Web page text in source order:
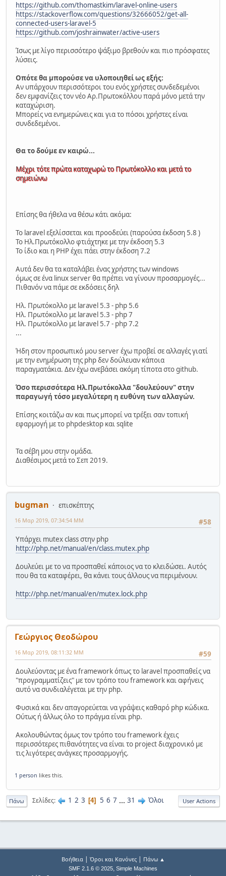
https://github.com/thomastkim/laravel-online-users
https://stackoverflow.com/questions/32666052/get-all-
connected-users-laravel-5
https://github.com/joshrainwater/active-users
Ίσως με λίγο περισσότερο ψάξιμο βρεθούν και πιο πρόσφατες
λύσεις.
Οπότε θα μπορούσε να υλοποιηθεί ως εξής:
Αν υπάρχουν περισσότεροι του ενός χρήστες συνδεδεμένοι
δεν εμφανίζεις τον νέο Αρ.Πρωτοκόλλου παρά μόνο μετά την
καταχώριση.
Μπορείς να ενημερώνεις και για το πόσοι χρήστες είναι
συνδεδεμένοι.
Θα το δούμε εν καιρώ...
Μέχρι τότε πρώτα καταχωρώ το Πρωτόκολλο και μετά το
σημειώνω
Επίσης θα ήθελα να θέσω κάτι ακόμα:
Το laravel εξελίσσεται και προοδεύει (παρούσα έκδοση 5.8 )
Το Ηλ.Πρωτόκολλο φτιάχτηκε με την έκδοση 5.3
Το ίδιο και η PHP έχει πάει στην έκδοση 7.2
Αυτά δεν θα τα καταλάβει ένας χρήστης των windows
όμως σε ένα linux server θα πρέπει να γίνουν προσαρμογές...
Πιθανόν να πάμε σε εκδόσεις δηλ
Ηλ. Πρωτόκολλο με laravel 5.3 - php 5.6
Ηλ. Πρωτόκολλο με laravel 5.3 - php 7
Ηλ. Πρωτόκολλο με laravel 5.7 - php 7.2
...
Ήδη στον προσωπικό μου server έχω προβεί σε αλλαγές γιατί
με την ενημέρωση της php δεν δούλευαν κάποια
παραγματάκια. Δεν έχω ανεβάσει ακόμη τίποτα στο github.
Όσο περισσότερα Ηλ.Πρωτόκολλα "δουλεύουν" στην
παραγωγή τόσο μεγαλύτερη η ευθύνη των αλλαγών.
Επίσης κοιτάζω αν και πως μπορεί να τρέξει σαν τοπική
εφαρμογή με το phpdesktop και sqlite
Τα σέβη μου στην ομάδα.
Διαθέσιμος μετά το Σεπ 2019.
bugman
επισκέπτης
#58
16 Μαρ 2019, 07:34:54 ΜΜ
Υπάρχει mutex class στην php
http://php.net/manual/en/class.mutex.php
Δουλεύει με το να προσπαθεί κάποιος να το κλειδώσει. Αυτός
που θα τα καταφέρει, θα κάνει τους άλλους να περιμένουν.
http://php.net/manual/en/mutex.lock.php
Γεώργιος Θεοδώρου
#59
16 Μαρ 2019, 08:11:32 ΜΜ
Δουλεύοντας με ένα framework όπως το laravel προσπαθείς να
"προγραμματίζεις" με τον τρόπο του framework και αφήνεις
αυτό να συνδιαλέγεται με την php.
Φυσικά και δεν απαγορεύεται να γράψεις καθαρό php κώδικα.
Ούτως ή άλλως όλο το πράγμα είναι php.
Ακολουθώντας όμως τον τρόπο του framework έχεις
περισσότερες πιθανότητες να είναι το project διαχρονικό με
τις λιγότερες ανάγκες προσαρμογής.
1 person likes this.
Πάνω Σελίδες 1 2 3 4 5 6 7 ... 31 Όλοι User Actions
Βοήθεια| Όροι και Κανόνες| Πάνω ▲
SMF 2.1.6 © 2025, Simple Machines